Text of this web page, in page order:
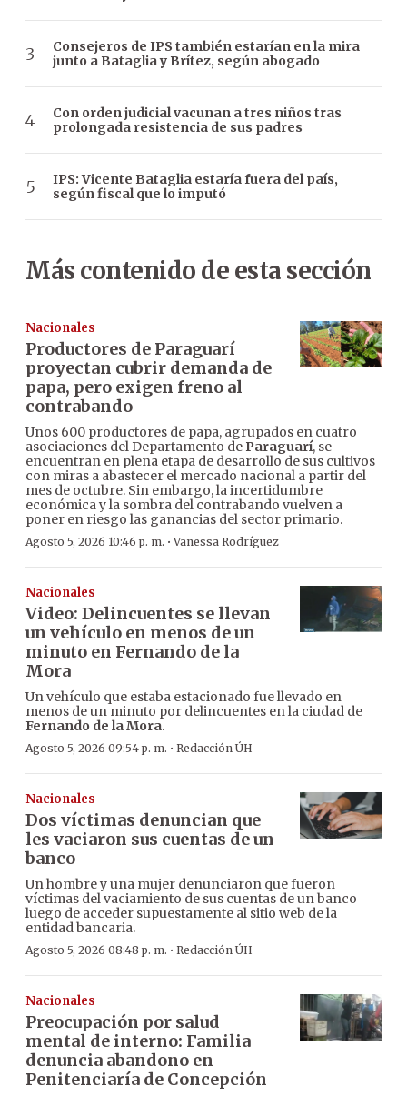
Consejeros de IPS también estarían en la mira
junto a Bataglia y Brítez, según abogado
Con orden judicial vacunan a tres niños tras
prolongada resistencia de sus padres
IPS: Vicente Bataglia estaría fuera del país,
según fiscal que lo imputó
Más contenido de esta sección
Nacionales
Productores de Paraguarí
proyectan cubrir demanda de
papa, pero exigen freno al
contrabando
Unos 600 productores de papa, agrupados en cuatro
asociaciones del Departamento de Paraguarí, se
encuentran en plena etapa de desarrollo de sus cultivos
con miras a abastecer el mercado nacional a partir del
mes de octubre. Sin embargo, la incertidumbre
económica y la sombra del contrabando vuelven a
poner en riesgo las ganancias del sector primario.
Agosto 5, 2026 10:46 p. m. ·Vanessa Rodríguez
Nacionales
Video: Delincuentes se llevan
un vehículo en menos de un
minuto en Fernando de la
Mora
Un vehículo que estaba estacionado fue llevado en
menos de un minuto por delincuentes en la ciudad de
Fernando de la Mora.
Agosto 5, 2026 09:54 p. m. · Redacción ÚH
Nacionales
Dos víctimas denuncian que
les vaciaron sus cuentas de un
banco
Un hombre y una mujer denunciaron que fueron
víctimas del vaciamiento de sus cuentas de un banco
luego de acceder supuestamente al sitio web de la
entidad bancaria.
Agosto 5, 2026 08:48 p. m. · Redacción ÚH
Nacionales
Preocupación por salud
mental de interno: Familia
denuncia abandono en
Penitenciaría de Concepción